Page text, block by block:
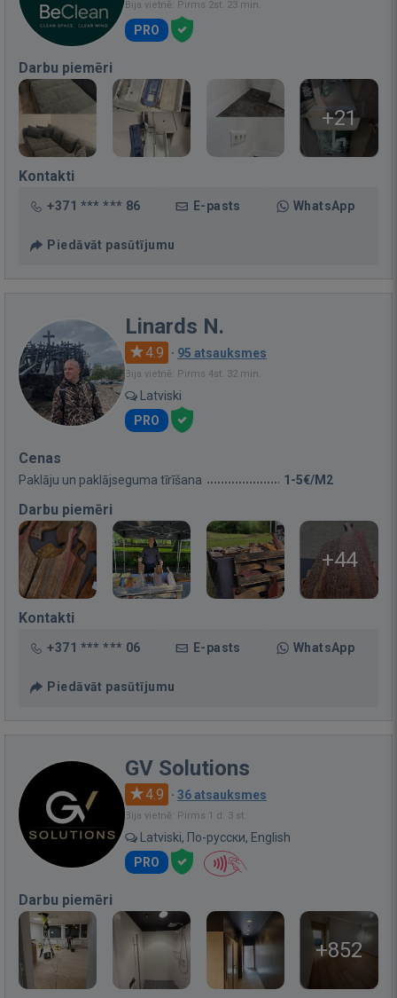
Bija vietnē: Pirms 2st. 23 min.
PRO
Darbu piemēri
+21
Kontakti
+371 *** *** 86 E-pasts WhatsApp
Piedāvāt pasūtījumu
Linards N.
4.9 · 95 atsauksmes
Bija vietnē: Pirms 4st. 32 min.
Latviski
PRO
Cenas
Paklāju un paklājseguma tīrīšana 1-5€/M2
Darbu piemēri
+44
Kontakti
+371 *** *** 06 E-pasts WhatsApp
Piedāvāt pasūtījumu
GV Solutions
4.9 · 36 atsauksmes
Bija vietnē: Pirms 1 d. 3 st.
Latviski, По-русски, English
PRO
Darbu piemēri
+852